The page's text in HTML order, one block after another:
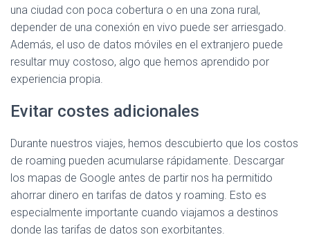
una ciudad con poca cobertura o en una zona rural,
depender de una conexión en vivo puede ser arriesgado.
Además, el uso de datos móviles en el extranjero puede
resultar muy costoso, algo que hemos aprendido por
experiencia propia.
Evitar costes adicionales
Durante nuestros viajes, hemos descubierto que los costos
de roaming pueden acumularse rápidamente. Descargar
los mapas de Google antes de partir nos ha permitido
ahorrar dinero en tarifas de datos y roaming. Esto es
especialmente importante cuando viajamos a destinos
donde las tarifas de datos son exorbitantes.